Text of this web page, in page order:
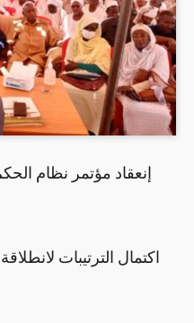
إنعقاد مؤتمر نظام
اكتمال الترتيبات